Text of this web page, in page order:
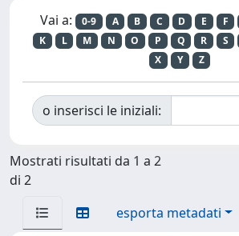
Vai a: 0-9 A B C D E F
K
L M N O P Q R S
X
Y Z
o inserisci le iniziali:
Mostrati risultati da 1 a 2
di 2
esporta metadati